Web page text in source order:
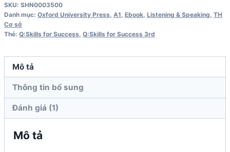
Intro
Listening
and
Speaking
Student
Book
lượng
SKU: SHN0003500
Danh mục: Oxford University Press, A1, Ebook, Listening & Speaking, TH
Cơ sở
Thẻ: Q:Skills for Success, Q:Skills for Success 3rd
Mô tả
Thông tin bổ sung
Đánh giá (1)
Mô tả